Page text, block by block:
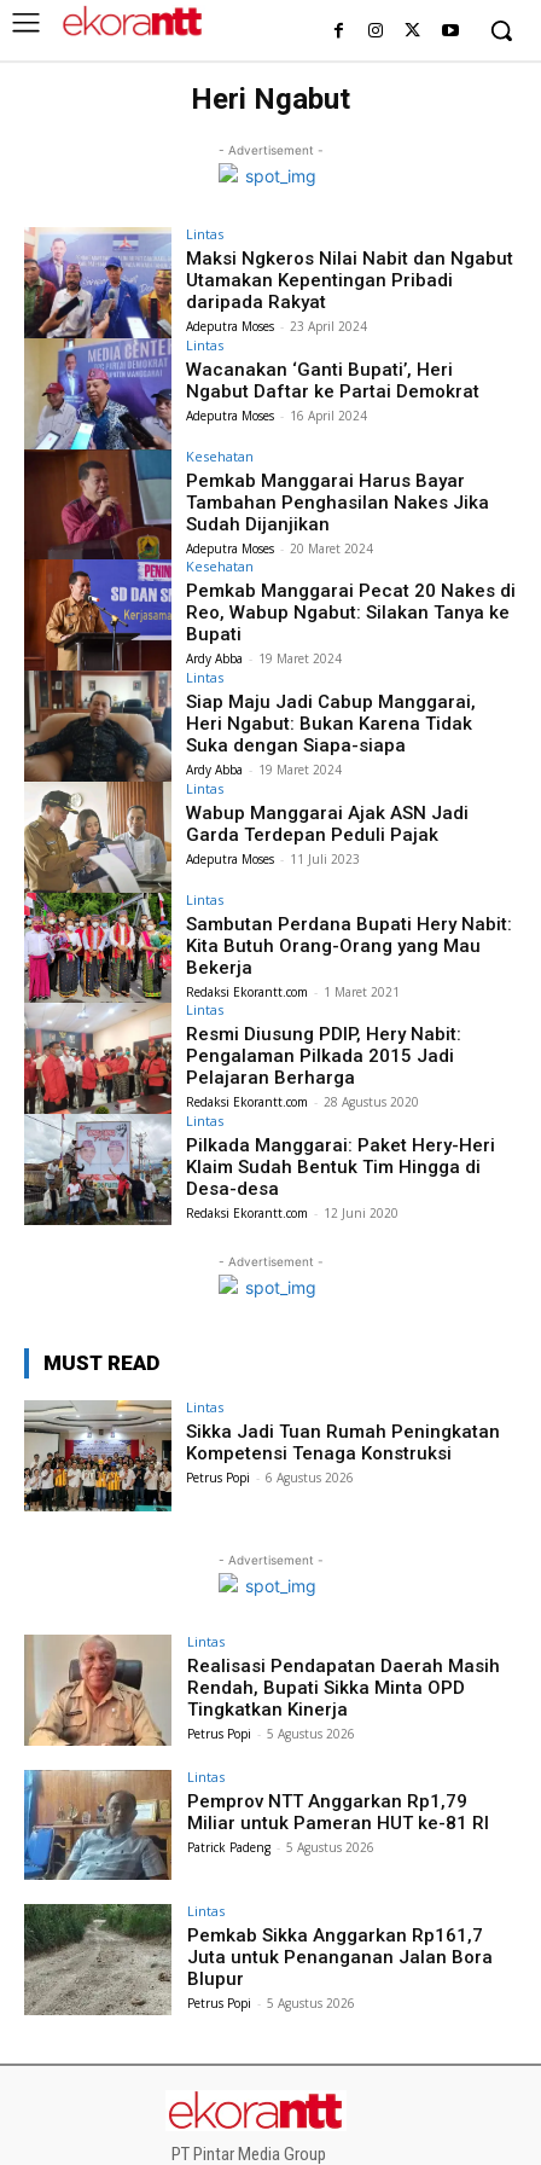
Heri Ngabut
- Advertisement -
Lintas
Maksi Ngkeros Nilai Nabit dan Ngabut
Utamakan Kepentingan Pribadi
daripada Rakyat
Adeputra Moses - 23 April 2024
Lintas
Wacanakan ‘Ganti Bupati’, Heri
Ngabut Daftar ke Partai Demokrat
Adeputra Moses - 16 April 2024
Kesehatan
Pemkab Manggarai Harus Bayar
Tambahan Penghasilan Nakes Jika
Sudah Dijanjikan
Adeputra Moses - 20 Maret 2024
Kesehatan
Pemkab Manggarai Pecat 20 Nakes di
Reo, Wabup Ngabut: Silakan Tanya ke
Bupati
Ardy Abba - 19 Maret 2024
Lintas
Siap Maju Jadi Cabup Manggarai,
Heri Ngabut: Bukan Karena Tidak
Suka dengan Siapa-siapa
Ardy Abba - 19 Maret 2024
Lintas
Wabup Manggarai Ajak ASN Jadi
Garda Terdepan Peduli Pajak
Adeputra Moses - 11 Juli 2023
Lintas
Sambutan Perdana Bupati Hery Nabit:
Kita Butuh Orang-Orang yang Mau
Bekerja
Redaksi Ekorantt.com - 1 Maret 2021
Lintas
Resmi Diusung PDIP, Hery Nabit:
Pengalaman Pilkada 2015 Jadi
Pelajaran Berharga
Redaksi Ekorantt.com - 28 Agustus 2020
Lintas
Pilkada Manggarai: Paket Hery-Heri
Klaim Sudah Bentuk Tim Hingga di
Desa-desa
Redaksi Ekorantt.com - 12 Juni 2020
- Advertisement -
MUST READ
Lintas
Sikka Jadi Tuan Rumah Peningkatan
Kompetensi Tenaga Konstruksi
Petrus Popi - 6 Agustus 2026
- Advertisement -
Lintas
Realisasi Pendapatan Daerah Masih
Rendah, Bupati Sikka Minta OPD
Tingkatkan Kinerja
Petrus Popi - 5 Agustus 2026
Lintas
Pemprov NTT Anggarkan Rp1,79
Miliar untuk Pameran HUT ke-81 RI
Patrick Padeng - 5 Agustus 2026
Lintas
Pemkab Sikka Anggarkan Rp161,7
Juta untuk Penanganan Jalan Bora
Blupur
Petrus Popi - 5 Agustus 2026
PT Pintar Media Group